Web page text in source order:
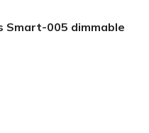
Smart-005 dimmable